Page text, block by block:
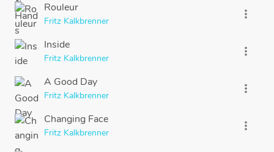
Rouleur
Fritz Kalkbrenner
more_vert
Inside
Fritz Kalkbrenner
more_vert
A Good Day
Fritz Kalkbrenner
more_vert
Changing Face
Fritz Kalkbrenner
more_vert